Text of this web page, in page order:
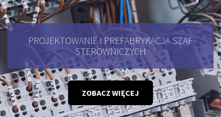
PROJEKTOWANIE I PREFABRYKACJA SZAF
STEROWNICZYCH
ZOBACZ WIĘCEJ